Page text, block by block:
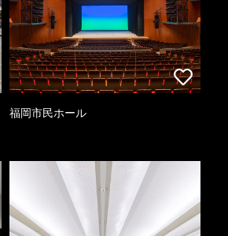
福岡市民ホール